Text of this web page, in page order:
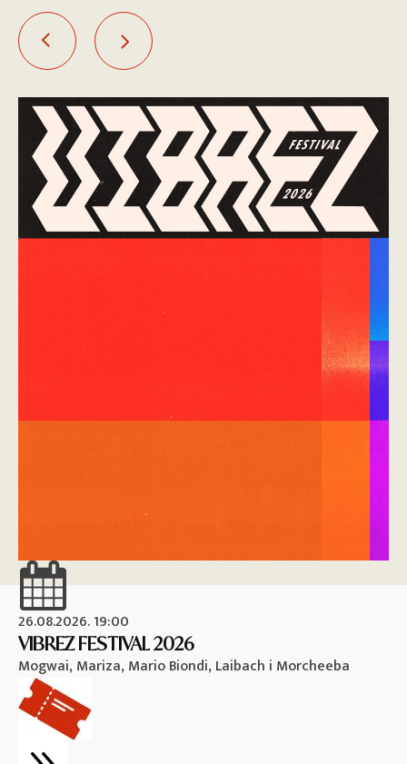
26.08.2026. 19:00
VIBREZ FESTIVAL 2026
Mogwai, Mariza, Mario Biondi, Laibach i Morcheeba